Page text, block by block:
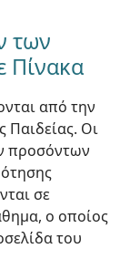
των
Πίνακα
από την
Παιδείας. Οι
προσόντων
σε
ο οποίος
του